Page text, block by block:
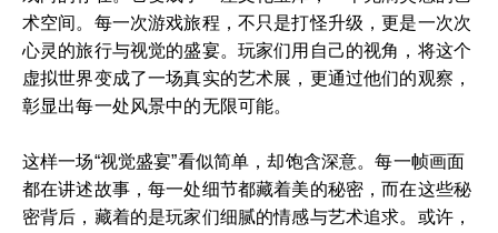
术空间。每一次游戏旅程，不只是打怪升级，更是一次次
心灵的旅行与视觉的盛宴。玩家们用自己的视角，将这个
虚拟世界变成了一场真实的艺术展，更通过他们的观察，
彰显出每一处风景中的无限可能。
这样一场“视觉盛宴”看似简单，却饱含深意。每一帧画面
都在讲述故事，每一处细节都藏着美的秘密，而在这些秘
密背后，藏着的是玩家们细腻的情感与艺术追求。或许，